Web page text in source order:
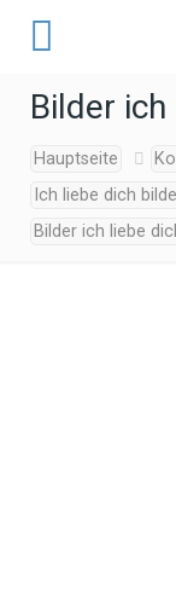
Bilder
Hauptseite
Ich liebe dich
Bilder ich liebe